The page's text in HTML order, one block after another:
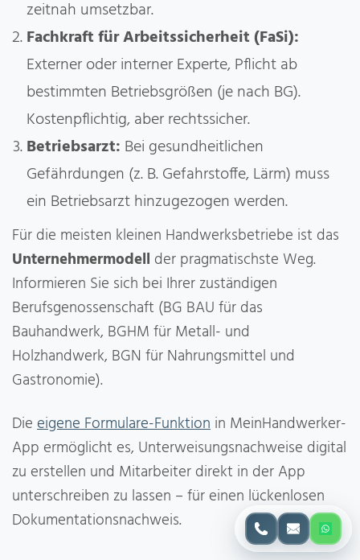
zeitnah umsetzbar.
Fachkraft für Arbeitssicherheit (FaSi):
Externer oder interner Experte, Pflicht ab
bestimmten Betriebsgrößen (je nach BG).
Kostenpflichtig, aber rechtssicher.
Betriebsarzt: Bei gesundheitlichen
Gefährdungen (z. B. Gefahrstoffe, Lärm) muss
ein Betriebsarzt hinzugezogen werden.
Für die meisten kleinen Handwerksbetriebe ist das
Unternehmermodell der pragmatischste Weg.
Informieren Sie sich bei Ihrer zuständigen
Berufsgenossenschaft (BG BAU für das
Bauhandwerk, BGHM für Metall- und
Holzhandwerk, BGN für Nahrungsmittel und
Gastronomie).
Die eigene Formulare-Funktion in MeinHandwerker-
App ermöglicht es, Unterweisungsnachweise digital
zu erstellen und Mitarbeiter direkt in der App
unterschreiben zu lassen – für einen lückenlosen
Dokumentationsnachweis.